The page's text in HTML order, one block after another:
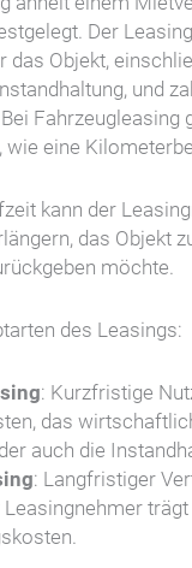
Der
das Objekt,
und
Fahrzeugleasing
wie eine
kann der
das Objekt
möchte.
des Leasings:
: Kurzfristige
das
auch die
: Langfristiger
Leasingnehmer